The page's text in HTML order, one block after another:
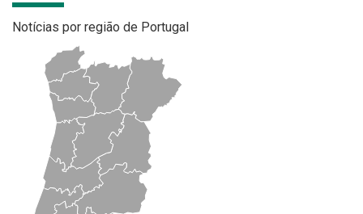
Notícias por região de Portugal